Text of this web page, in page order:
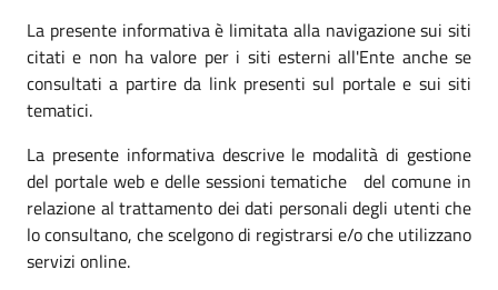
La presente informativa è limitata alla navigazione sui siti
citati e non ha valore per i siti esterni all'Ente anche se
consultati a partire da link presenti sul portale e sui siti
tematici.
La presente informativa descrive le modalità di gestione
del portale web e delle sessioni tematiche del comune in
relazione al trattamento dei dati personali degli utenti che
lo consultano, che scelgono di registrarsi e/o che utilizzano
servizi online.